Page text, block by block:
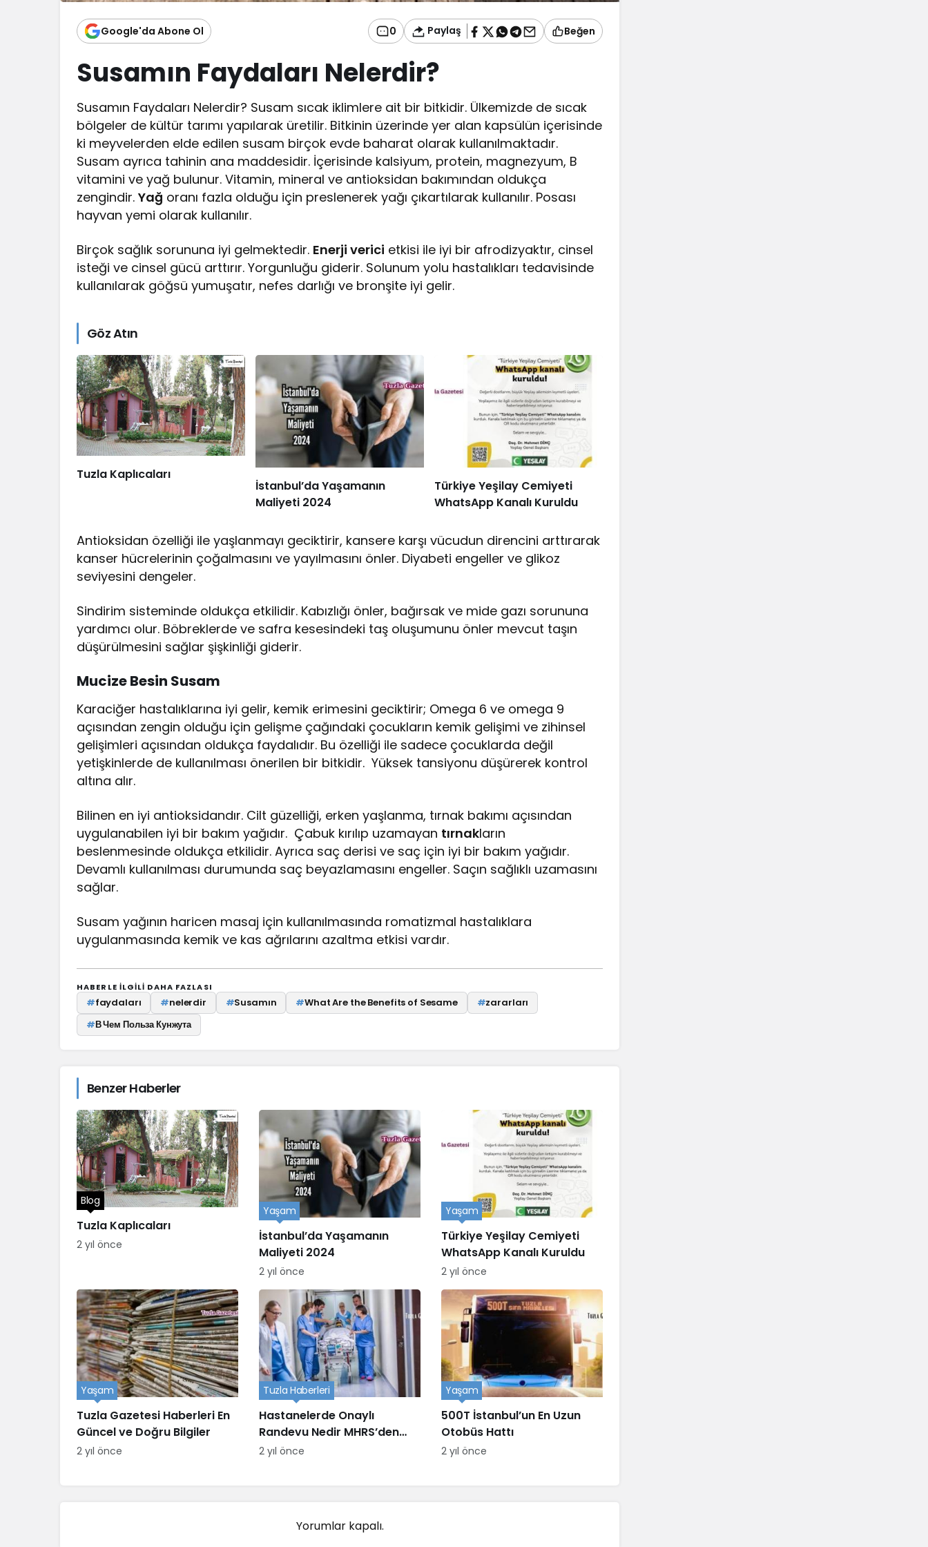
Google'da Abone Ol 0 Paylaş Beğen
Susamın Faydaları Nelerdir?
Susamın Faydaları Nelerdir? Susam sıcak iklimlere ait bir bitkidir. Ülkemizde de sıcak
bölgeler de kültür tarımı yapılarak üretilir. Bitkinin üzerinde yer alan kapsülün içerisinde
ki meyvelerden elde edilen susam birçok evde baharat olarak kullanılmaktadır.
Susam ayrıca tahinin ana maddesidir. İçerisinde kalsiyum, protein, magnezyum, B
vitamini ve yağ bulunur. Vitamin, mineral ve antioksidan bakımından oldukça
zengindir.Yağ oranı fazla olduğu için preslenerek yağı çıkartılarak kullanılır. Posası
hayvan yemi olarak kullanılır.
Birçok sağlık sorununa iyi gelmektedir. Enerji verici etkisi ile iyi bir afrodizyaktır, cinsel
isteği ve cinsel gücü arttırır. Yorgunluğu giderir. Solunum yolu hastalıkları tedavisinde
kullanılarak göğsü yumuşatır, nefes darlığı ve bronşite iyi gelir.
Göz Atın
Tuzla Kaplıcaları
İstanbul’da Yaşamanın
Maliyeti 2024
Türkiye Yeşilay Cemiyeti
WhatsApp Kanalı Kuruldu
Antioksidan özelliği ile yaşlanmayı geciktirir, kansere karşı vücudun direncini arttırarak
kanser hücrelerinin çoğalmasını ve yayılmasını önler. Diyabeti engeller ve glikoz
seviyesini dengeler.
Sindirim sisteminde oldukça etkilidir. Kabızlığı önler, bağırsak ve mide gazı sorununa
yardımcı olur. Böbreklerde ve safra kesesindeki taş oluşumunu önler mevcut taşın
düşürülmesini sağlar şişkinliği giderir.
Mucize Besin Susam
Karaciğer hastalıklarına iyi gelir, kemik erimesini geciktirir; Omega 6 ve omega 9
açısından zengin olduğu için gelişme çağındaki çocukların kemik gelişimi ve zihinsel
gelişimleri açısından oldukça faydalıdır. Bu özelliği ile sadece çocuklarda değil
yetişkinlerde de kullanılması önerilen bir bitkidir. Yüksek tansiyonu düşürerek kontrol
altına alır.
Bilinen en iyi antioksidandır. Cilt güzelliği, erken yaşlanma, tırnak bakımı açısından
uygulanabilen iyi bir bakım yağıdır. Çabuk kırılıp uzamayan tırnakların
beslenmesinde oldukça etkilidir. Ayrıca saç derisi ve saç için iyi bir bakım yağıdır.
Devamlı kullanılması durumunda saç beyazlamasını engeller. Saçın sağlıklı uzamasını
sağlar.
Susam yağının haricen masaj için kullanılmasında romatizmal hastalıklara
uygulanmasında kemik ve kas ağrılarını azaltma etkisi vardır.
HABERLE ILGILI DAHA FAZLASI
#faydaları #nelerdir #Susamın #What Are the Benefits of Sesame #zararları
#В Чем Польза Кунжута
Benzer Haberler
Tuzla Kaplıcaları
Blog
2 yıl önce
İstanbul’da Yaşamanın
Maliyeti 2024
Yaşam
2 yıl önce
Türkiye Yeşilay Cemiyeti
WhatsApp Kanalı Kuruldu
Yaşam
2 yıl önce
Tuzla Gazetesi Haberleri En
Güncel ve Doğru Bilgiler
Yaşam
2 yıl önce
Hastanelerde Onaylı
Randevu Nedir MHRS’den
Nasıl Randevu Alınır?
Tuzla Haberleri
2 yıl önce
500T İstanbul’un En Uzun
Otobüs Hattı
Yaşam
2 yıl önce
Yorumlar kapalı.